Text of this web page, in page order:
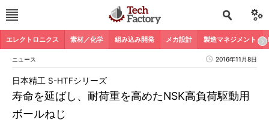
エレクトロニクス 素材／化学 組み込み開発 メカ設計 製造マネジメント
ニュース 2016年11月8日
寿命を延ばし、耐荷重を高めたNSK高負荷駆動用
ボールねじ
日本精工 S-HTFシリーズ